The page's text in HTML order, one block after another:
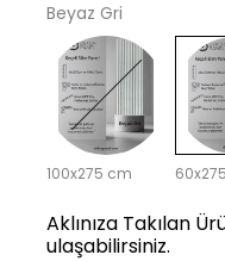
Beyaz Gri
100x275 cm
Aklınıza Takılan
ulaşabilirsiniz.